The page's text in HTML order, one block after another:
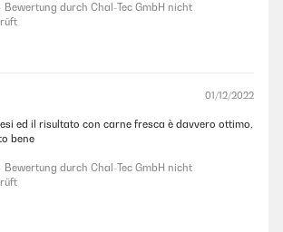
durch Chal-Tec GmbH nicht
01/12/2022
ed il risultato con carne fresca è davvero ottimo,
bene
durch Chal-Tec GmbH nicht